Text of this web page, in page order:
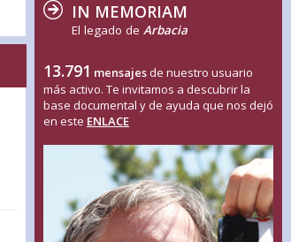
IN MEMORIAM
El legado de Arbacia
13.791 mensajes de nuestro usuario
más activo. Te invitamos a descubrir la
base documental y de ayuda que nos dejó
en este ENLACE